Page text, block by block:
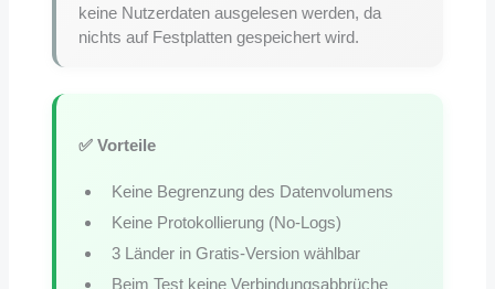
keine Nutzerdaten ausgelesen werden, da
nichts auf Festplatten gespeichert wird.
✅ Vorteile
Keine Begrenzung des Datenvolumens
Keine Protokollierung (No-Logs)
3 Länder in Gratis-Version wählbar
Beim Test keine Verbindungsabbrüche